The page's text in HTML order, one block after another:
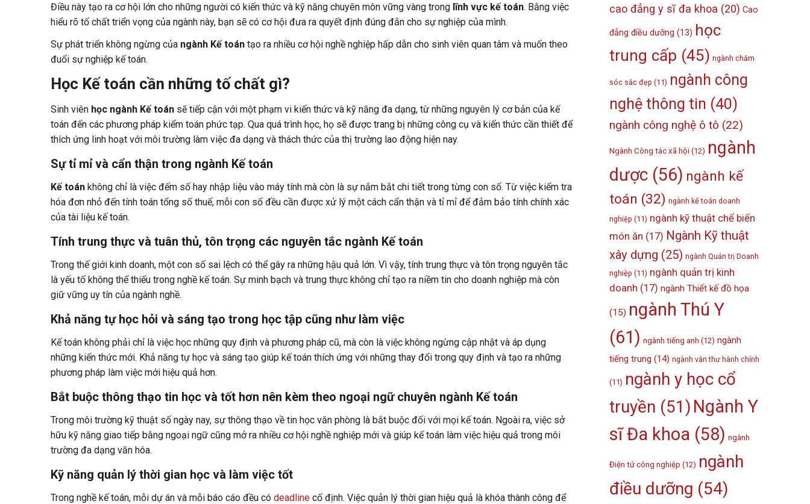
Điều này tạo ra cơ hội lớn cho những người có kiến thức và kỹ năng chuyên môn vững vàng trong lĩnh vực kế toán. Bằng việc
hiểu rõ tố chất triển vọng của ngành này, bạn sẽ có cơ hội đưa ra quyết định đúng đắn cho sự nghiệp của mình.
Sự phát triển không ngừng của ngành Kế toántạo ra nhiều cơ hội nghề nghiệp hấp dẫn cho sinh viên quan tâm và muốn theo
đuổi sự nghiệp kế toán.
Học Kế toán cần những tố chất gì?
Sinh viên học ngành Kế toánsẽ tiếp cận với một phạm vi kiến thức và kỹ năng đa dạng, từ những nguyên lý cơ bản của kế
toán đến các phương pháp kiểm toán phức tạp. Qua quá trình học, họ sẽ được trang bị những công cụ và kiến thức cần thiết để
thích ứng linh hoạt với môi trường làm việc đa dạng và thách thức của thị trường lao động hiện nay.
Sự tỉ mỉ và cẩn thận trong ngành Kế toán
Kế toánkhông chỉ là việc đếm số hay nhập liệu vào máy tính mà còn là sự nắm bắt chi tiết trong từng con số. Từ việc kiểm tra
hóa đơn nhỏ đến tính toán tổng số thuế, mỗi con số đều cần được xử lý một cách cẩn thận và tỉ mỉ để đảm bảo tính chính xác
của tài liệu kế toán.
Tính trung thực và tuân thủ, tôn trọng các nguyên tắc ngành Kế toán
Trong thế giới kinh doanh, một con số sai lệch có thể gây ra những hậu quả lớn. Vì vậy, tính trung thực và tôn trọng nguyên tắc
là yếu tố không thể thiếu trong nghề kế toán. Sự minh bạch và trung thực không chỉ tạo ra niềm tin cho doanh nghiệp mà còn
giữ vững uy tín của ngành nghề.
Khả năng tự học hỏi và sáng tạo trong học tập cũng như làm việc
Kế toán không phải chỉ là việc học những quy định và phương pháp cũ, mà còn là việc không ngừng cập nhật và áp dụng
những kiến thức mới. Khả năng tự học và sáng tạo giúp kế toán thích ứng với những thay đổi trong quy định và tạo ra những
phương pháp làm việc mới hiệu quả hơn.
Bắt buộc thông thạo tin học và tốt hơn nên kèm theo ngoại ngữ chuyên ngành Kế toán
Trong môi trường kỹ thuật số ngày nay, sự thông thạo về tin học văn phòng là bắt buộc đối với mọi kế toán. Ngoài ra, việc sở
hữu kỹ năng giao tiếp bằng ngoại ngữ cũng mở ra nhiều cơ hội nghề nghiệp mới và giúp kế toán làm việc hiệu quả trong môi
trường đa dạng văn hóa.
Kỹ năng quản lý thời gian học và làm việc tốt
Trong nghề kế toán, mỗi dự án và mỗi báo cáo đều có deadlinecố định. Việc quản lý thời gian hiệu quả là khóa thành công để
cao đẳng y sĩ đa khoa (20) Cao
đẳng điều dưỡng (13) học
trung cấp (45) ngành chăm
sóc sắc đẹp (11) ngành công
nghệ thông tin (40)
ngành công nghệ ô tô (22)
Ngành Công tác xã hội (12) ngành
dược (56) ngành kế
toán (32) ngành kế toán doanh
nghiệp (11) ngành kỹ thuật chế biến
món ăn (17) Ngành Kỹ thuật
xây dựng (25) ngành Quản trị Doanh
nghiệp (11) ngành quản trị kinh
doanh (17) ngành Thiết kế đồ họa
(15) ngành Thú Y
(61) ngành tiếng anh (12) ngành
tiếng trung (14) ngành văn thư hành chính
(11) ngành y học cổ
truyền (51) Ngành Y
sĩ Đa khoa (58) ngành
Điện tử công nghiệp (12) ngành
điều dưỡng (54)